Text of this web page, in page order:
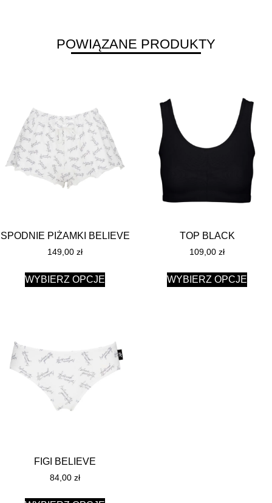
POWIĄZANE PRODUKTY
SPODNIE PIŻAMKI BELIEVE
149,00 zł
WYBIERZ OPCJE
TOP BLACK
109,00 zł
WYBIERZ OPCJE
FIGI BELIEVE
84,00 zł